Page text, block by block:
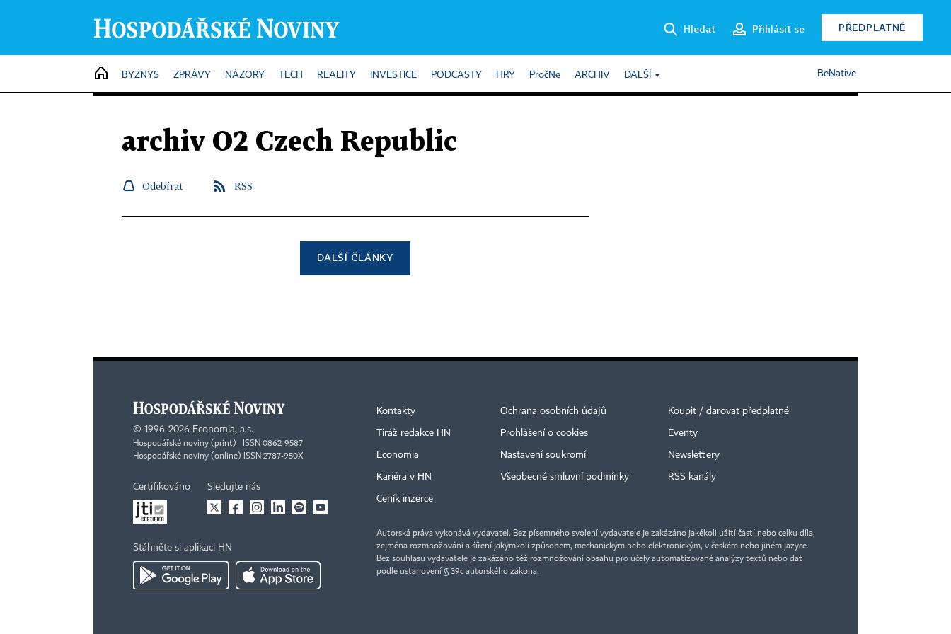
Hledat Přihlásit se PŘEDPLATNÉ
HOME
BYZNYS ZPRÁVY NÁZORY TECH REALITY INVESTICE PODCASTY HRY PročNe ARCHIV DALŠÍ BeNative
archiv O2 Czech Republic
Odebírat RSS
DALŠÍ ČLÁNKY
© 1996-2026 Economia, a.s.
Hospodářské noviny (print) ISSN 0862-9587
Hospodářské noviny (online) ISSN 2787-950X
Certifikováno Sledujte nás
Stáhněte si aplikaci HN
Kontakty
Tiráž redakce HN
Economia
Kariéra v HN
Ceník inzerce
Ochrana osobních údajů
Prohlášení o cookies
Nastavení soukromí
Všeobecné smluvní podmínky
Koupit / darovat předplatné
Eventy
Newslettery
RSS kanály
Autorská práva vykonává vydavatel. Bez písemného svolení vydavatele je zakázáno jakékoli užití částí nebo celku díla,
zejména rozmnožování a šíření jakýmkoli způsobem, mechanickým nebo elektronickým, v českém nebo jiném jazyce.
Bez souhlasu vydavatele je zakázáno též rozmnožování obsahu pro účely automatizované analýzy textů nebo dat
podle ustanovení § 39c autorského zákona.